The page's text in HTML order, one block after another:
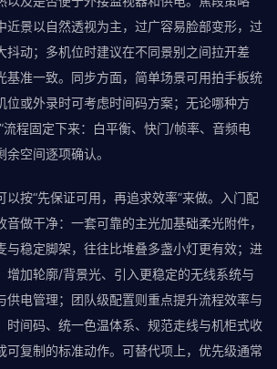
近景以自然透视为主，过广容易脸部变形，过
抖动；多机位时建议在不同景别之间拉开差
基准一致。同步方面，简单场景可用拍手板统
位或外录时可考虑时间码方案；无论哪种方
流程固定下来：白平衡、快门/帧率、音频电
空间逐项确认。
按“先保证可用，再追求效率”来做。入门配
音做干净：一套可靠的主光加基础柔光附件，
与稳定脚架，往往比堆叠多盏小灯更有效；进
增加轮廓/背景光、引入更稳定的无线系统与
供电管理；团队级配置则重点提升流程效率与
时间码、统一色温体系、规范走线与机柜式收
可复制的标准动作。可替代项上，优先级通常